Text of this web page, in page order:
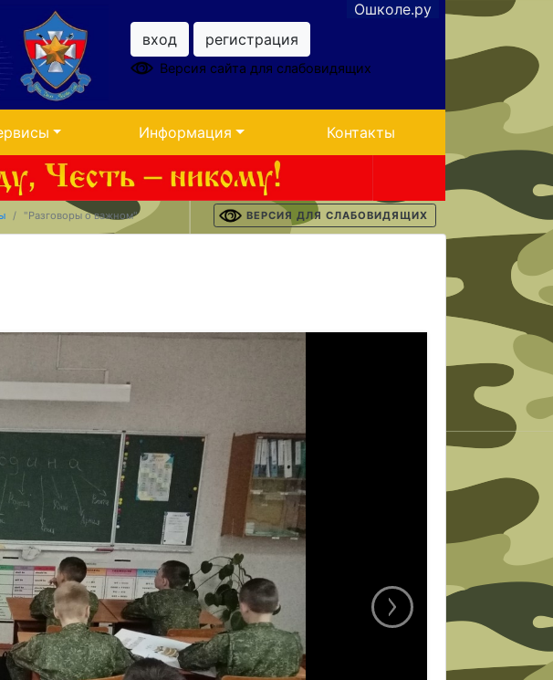
Ошколе.ру
вход
регистрация
Версия сайта для слабовидящих
Информация Контакты
"Разговоры о важном" ВЕРСИЯ ДЛЯ СЛАБОВИДЯЩИХ